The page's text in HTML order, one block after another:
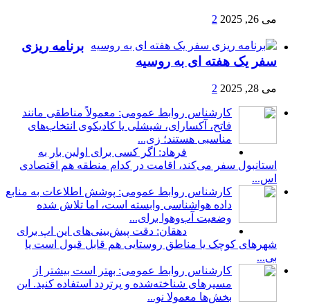
می 26, 2025 2
برنامه ریزی
سفر یک هفته ای به روسیه
می 28, 2025 2
کارشناس روابط عمومی: معمولاً مناطقی مانند
فاتح، آکسارای، شیشلی یا کادیکوی انتخاب‌های
مناسبی هستند؛ زی...
فرهاد: اگر کسی برای اولین بار به
استانبول سفر می‌کند، اقامت در کدام منطقه هم اقتصادی
اس...
کارشناس روابط عمومی: پوشش اطلاعات به منابع
داده هواشناسی وابسته است، اما تلاش شده
وضعیت آب‌وهوا برای...
دهقان: دقت پیش‌بینی‌های این اپ برای
شهرهای کوچک یا مناطق روستایی هم قابل قبول است یا
بی...
کارشناس روابط عمومی: بهتر است بیشتر از
مسیرهای شناخته‌شده و پرتردد استفاده کنید. این
بخش‌ها معمولا نو...